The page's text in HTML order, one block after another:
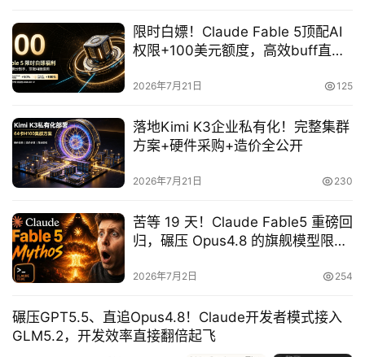
首
页
P
M
问
答
产
品
理
限时白嫖！Claude Fable 5顶配AI
权限+100美元额度，高效buff直接
2026年7月21日 125
落地Kimi K3企业私有化！完整集群
方案+硬件采购+造价全公开
2026年7月21日 230
苦等 19 天！Claude Fable5 重磅回
归，碾压 Opus4.8 的旗舰模型限时
2026年7月2日 254
碾压GPT5.5、直追Opus4.8！Claude开发者模式接入
GLM5.2，开发效率直接翻倍起飞